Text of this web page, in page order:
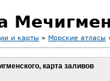
и карты » Морские атласы
карта заливов